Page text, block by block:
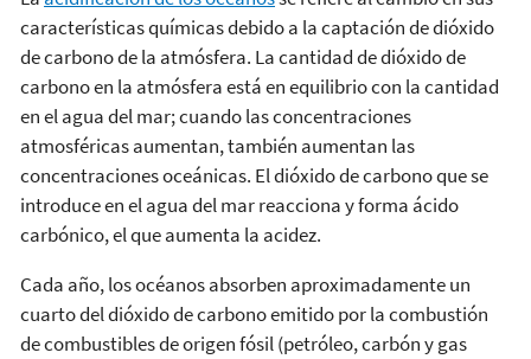
características químicas debido a la captación de dióxido
de carbono de la atmósfera. La cantidad de dióxido de
carbono en la atmósfera está en equilibrio con la cantidad
en el agua del mar; cuando las concentraciones
atmosféricas aumentan, también aumentan las
concentraciones oceánicas. El dióxido de carbono que se
introduce en el agua del mar reacciona y forma ácido
carbónico, el que aumenta la acidez.
Cada año, los océanos absorben aproximadamente un
cuarto del dióxido de carbono emitido por la combustión
de combustibles de origen fósil (petróleo, carbón y gas